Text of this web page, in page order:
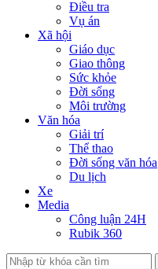
Điều tra
Vụ án
Xã hội
Giáo dục
Giao thông
Sức khỏe
Đời sống
Môi trường
Văn hóa
Giải trí
Thể thao
Đời sống văn hóa
Du lịch
Xe
Media
Công luận 24H
Rubik 360